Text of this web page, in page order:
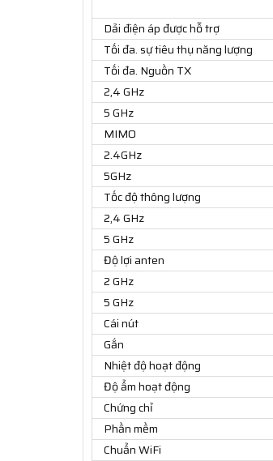
Dải điện áp được hỗ trợ
Tối đa. sự tiêu thụ năng lượng
Tối đa. Nguồn TX
2,4 GHz
5 GHz
MIMO
2.4GHz
5GHz
Tốc độ thông lượng
2,4 GHz
5 GHz
Độ lợi anten
2 GHz
5 GHz
Cái nút
Gắn
Nhiệt độ hoạt động
Độ ẩm hoạt động
Chứng chỉ
Phần mềm
Chuẩn WiFi